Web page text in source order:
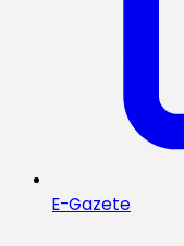
E-Gazete